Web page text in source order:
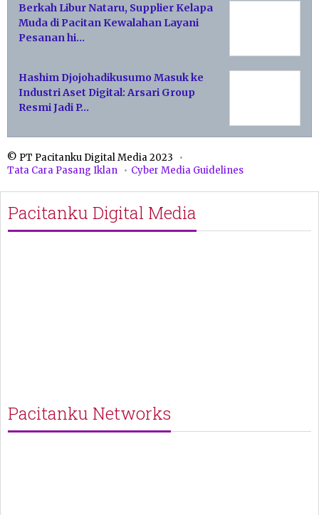
Berkah Libur Nataru, Supplier Kelapa
Muda di Pacitan Kewalahan Layani
Pesanan hi…
Hashim Djojohadikusumo Masuk ke
Industri Aset Digital: Arsari Group
Resmi Jadi P…
© PT Pacitanku Digital Media 2023
Tata Cara Pasang Iklan
Cyber Media Guidelines
Pacitanku Digital Media
Pacitanku Networks